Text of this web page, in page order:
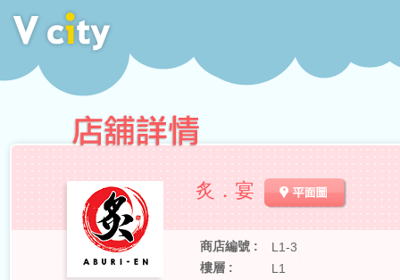
炙．宴
商店編號 :
L1-3
樓層 :
L1